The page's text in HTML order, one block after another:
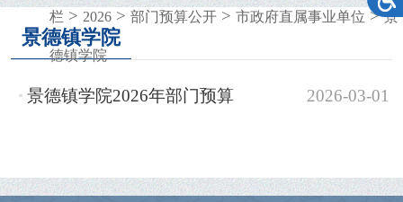
栏 > 2026> 部门预算公开> 市政府直属事业单位 >景
德镇学院
景德镇学院
2026-03-01
景德镇学院2026年部门预算